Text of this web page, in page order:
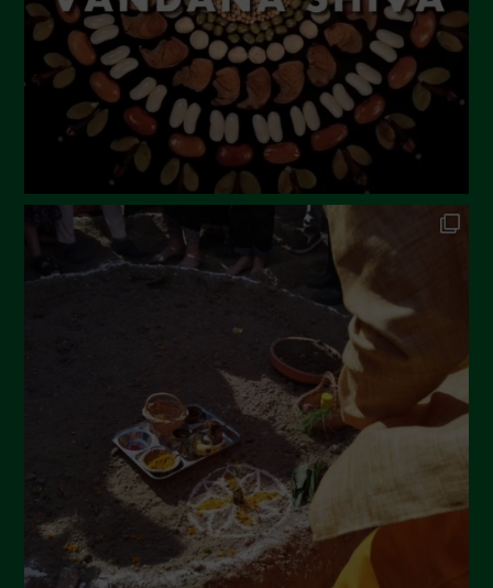
Aprile 2023
Marzo 2023
Febbraio 2023
Dicembre 2022
Novembre 2022
Ottobre 2022
Settembre 2022
Aprile 2022
Marzo 2022
Febbraio 2022
Gennaio 2022